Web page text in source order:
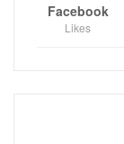
Facebook
Likes